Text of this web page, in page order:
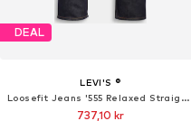
DEAL
LEVI'S ®
Loosefit Jeans '555 Relaxed Straight'
737,10 kr